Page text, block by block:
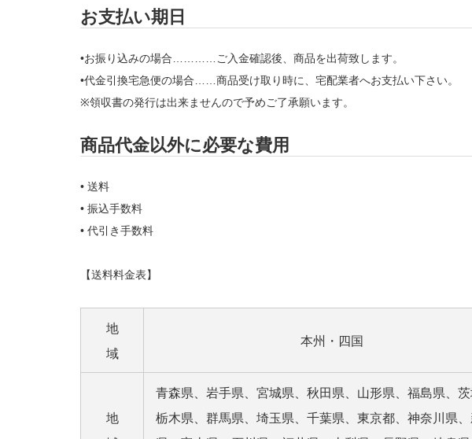
お支払い期日
•お振り込みの場合…………ご入金確認後、商品を出荷致します。
•代金引換宅急便の場合……商品受け取り時に、宅配業者へお支払い下さい。
※領収書の発行は出来ませんので予めご了承願います。
商品代金以外に必要な費用
• 送料
• 振込手数料
• 代引き手数料
【送料料金表】
地
域
本州・四国
地
青森県、岩手県、宮城県、秋田県、山形県、福島県、茨
栃木県、群馬県、埼玉県、千葉県、東京都、神奈川県